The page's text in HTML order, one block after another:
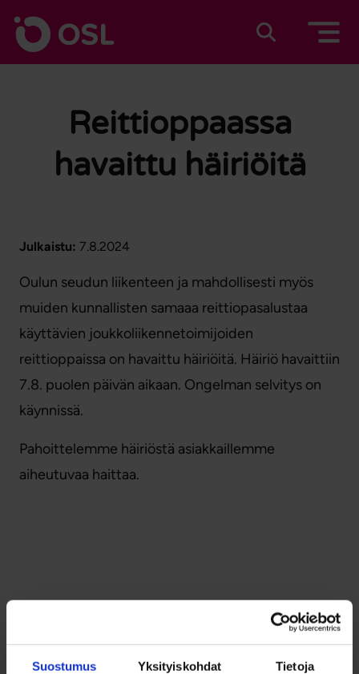
Suostumus Yksityiskohdat Tietoja
Etusivulle
Reittioppaassa
havaittu häiriöitä
Julkaistu: 7.8.2024
Oulun seudun liikenteen ja mahdollisesti myös
muiden kunnallisten samaaa reittiopasalustaa
käyttävien joukkoliikennetoimijoiden
reittioppaissa on havaittu häiriöitä. Häiriö havaittiin
7.8. puolen päivän aikaan. Ongelman selvitys on
käynnissä.
Pahoittelemme häiriöstä asiakkaillemme
aiheutuvaa haittaa.
Palaa sivun alkuun